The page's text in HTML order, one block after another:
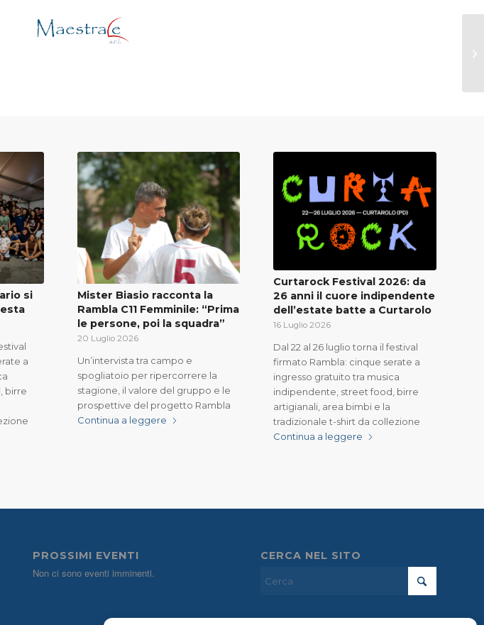
si
a
birre
Mister Biasio racconta la
Rambla C11 Femminile: “Prima
le persone, poi la squadra”
20 Luglio 2026
Un’intervista tra campo e
spogliatoio per ripercorrere la
stagione, il valore del gruppo e le
prospettive del progetto Rambla
Continua a leggere
Curtarock Festival 2026: da
26 anni il cuore indipendente
dell’estate batte a Curtarolo
16 Luglio 2026
Dal 22 al 26 luglio torna il festival
firmato Rambla: cinque serate a
ingresso gratuito tra musica
indipendente, street food, birre
artigianali, area bimbi e la
tradizionale t-shirt da collezione
Continua a leggere
PROSSIMI EVENTI
Non ci sono eventi imminenti.
CERCA NEL SITO